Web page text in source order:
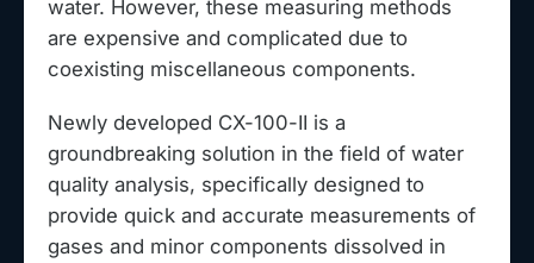
water. However, these measuring methods
are expensive and complicated due to
coexisting miscellaneous components.
Newly developed CX-100-II is a
groundbreaking solution in the field of water
quality analysis, specifically designed to
provide quick and accurate measurements of
gases and minor components dissolved in